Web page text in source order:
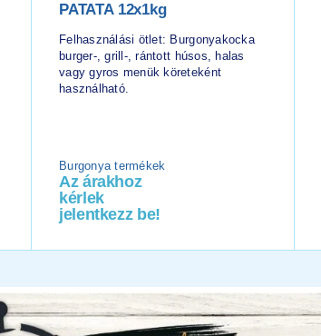
PATATA 12x1kg
Felhasználási ötlet: Burgonyakocka
burger-, grill-, rántott húsos, halas
vagy gyros menük köreteként
használható.
Burgonya termékek
Az árakhoz
kérlek
jelentkezz be!